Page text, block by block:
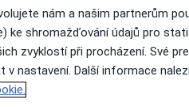
informace o svých
nám a našim partnerům
ke shromažďování údajů pro
zvyklostí při procházení. Své
v nastavení. Další informace